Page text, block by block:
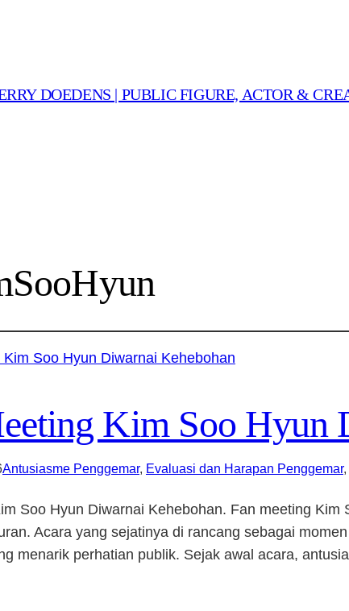
DOEDENS | PUBLIC FIGURE, ACTOR &
Kim Soo Hyun
Antusiasme Penggemar, Evaluasi dan Harapan Penggemar,
Soo Hyun Diwarnai Kehebohan. Fan meeting
Acara yang sejatinya di rancang sebagai
menarik perhatian publik. Sejak awal acara,